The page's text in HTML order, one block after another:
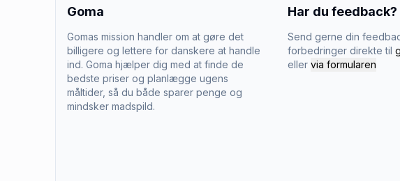
Goma
Gomas mission handler om at gøre det
billigere og lettere for danskere at handle
ind. Goma hjælper dig med at finde de
bedste priser og planlægge ugens
måltider, så du både sparer penge og
mindsker madspild.
Har du feedback?
Send gerne din
forbedringer direkte til
eller via formularen